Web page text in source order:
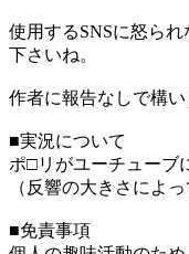
使用するSNSに怒ら
下さいね。
作者に報告なしで構い
■実況について
ポ□リがユーチューブ
（反響の大きさによ
■免責事項